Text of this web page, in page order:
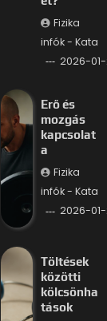
Fizika
infók - Kata
2026-
Erő és
mozgás
kapcsolat
a
Fizika
infók - Kata
2026-
Töltések
közötti
kölcsönha
tások